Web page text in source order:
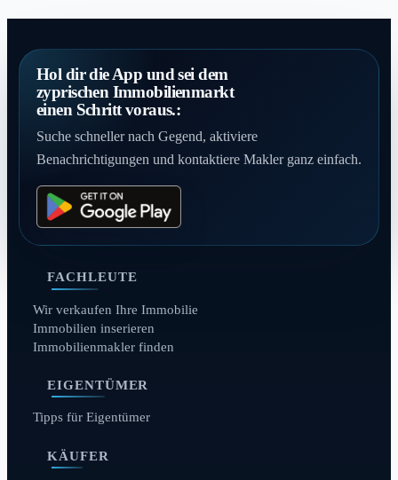
Hol dir die App und sei dem
zyprischen Immobilienmarkt
einen Schritt voraus.:
Suche schneller nach Gegend, aktiviere
Benachrichtigungen und kontaktiere Makler ganz einfach.
FACHLEUTE
Wir verkaufen Ihre Immobilie
Immobilien inserieren
Immobilienmakler finden
EIGENTÜMER
Tipps für Eigentümer
KÄUFER